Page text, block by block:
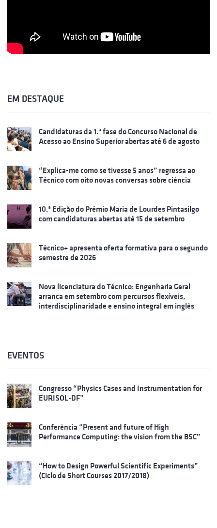
EM DESTAQUE
Candidaturas da 1.ª fase do Concurso Nacional de
Acesso ao Ensino Superior abertas até 6 de agosto
“Explica-me como se tivesse 5 anos” regressa ao
Técnico com oito novas conversas sobre ciência
10.ª Edição do Prémio Maria de Lourdes Pintasilgo
com candidaturas abertas até 15 de setembro
Técnico+ apresenta oferta formativa para o segundo
semestre de 2026
Nova licenciatura do Técnico: Engenharia Geral
arranca em setembro com percursos flexíveis,
interdisciplinaridade e ensino integral em inglês
EVENTOS
Congresso “Physics Cases and Instrumentation for
EURISOL-DF”
Conferência “Present and future of High
Performance Computing: the vision from the BSC”
“How to Design Powerful Scientific Experiments”
(Ciclo de Short Courses 2017/2018)